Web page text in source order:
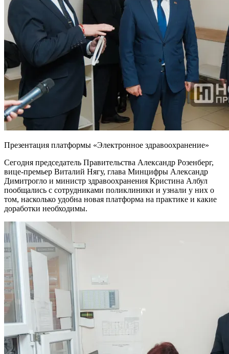
Презентация платформы «Электронное здравоохранение»
Сегодня председатель Правительства Александр Розенберг,
вице-премьер Виталий Нягу, глава Минцифры Александр
Димитрогло и министр здравоохранения Кристина Албул
пообщались с сотрудниками поликлиники и узнали у них о
том, насколько удобна новая платформа на практике и какие
доработки необходимы.